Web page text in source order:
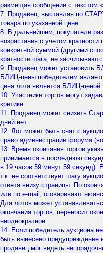
размещая сообщение с текстом
7. Продавец, выставляя по
товара по указанной цене.
8. В дальнейшем, покупатели
возрастания с учетом
конкретной суммой (другими
кратности шага, не
9. Продавец может установить
БЛИЦ-цены победителем
цена лота является БЛИЦ-ценой.
10. Участники торгов могут
критике.
11. Продавец может снизить
дней нет.
12. Лот может быть снят с
право администрации форума
13. Время окончания торгов
принимается в последнюю
в 19 часов 59 минут 59 секунд).
т.к. не соответствует шагу
ответа внизу страницы. По
или по e-mail, оговаривают
Для лотов может
окончания торгов, переносит
неоднократное.
14. Если победитель аукциона
быть вынесено предупреждение
продавец мог видеть